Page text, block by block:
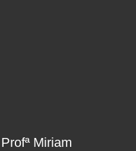
Miriam